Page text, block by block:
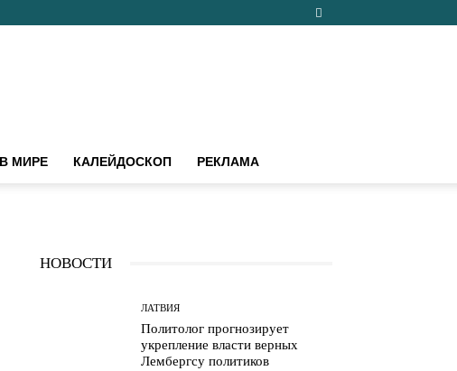
В МИРЕ КАЛЕЙДОСКОП РЕКЛАМА
НОВОСТИ
ЛАТВИЯ
Политолог прогнозирует
укрепление власти верных
Лембергсу политиков